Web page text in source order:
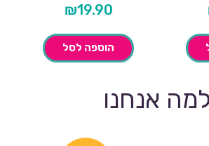
₪19.90
הוספה לסל
למה אנחנו